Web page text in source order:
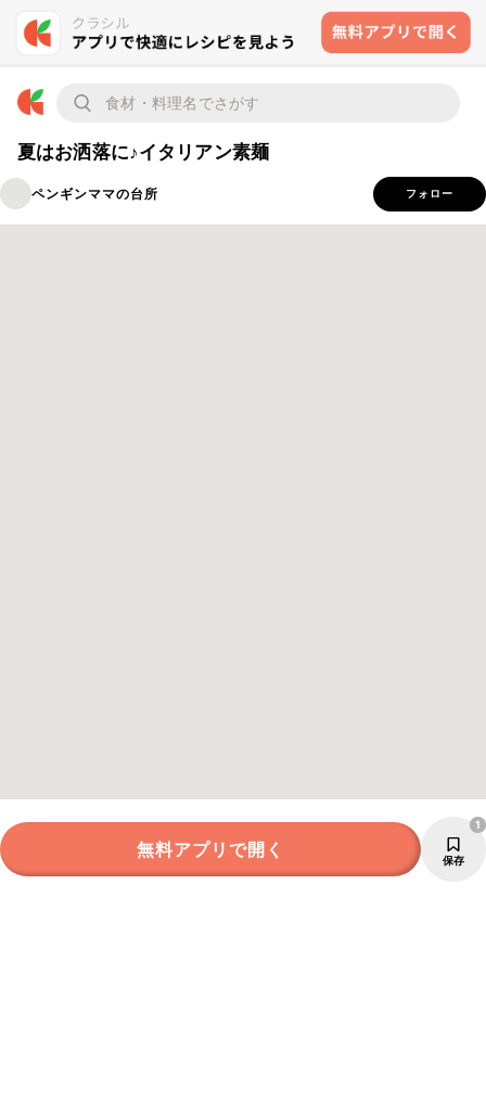
夏はお洒落に♪イタリアン素麺
ペンギンママの台所 フォロー
無料アプリで開く 保存
1